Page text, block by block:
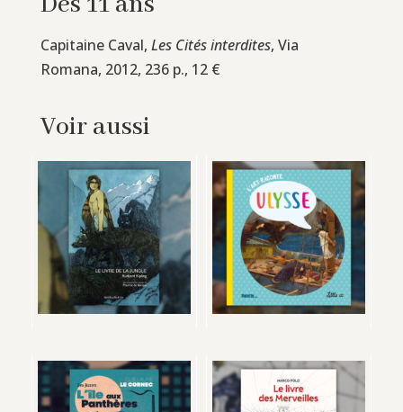
Capitaine Caval, Les Cités interdites, Via
Romana, 2012, 236 p., 12 €
Voir aussi